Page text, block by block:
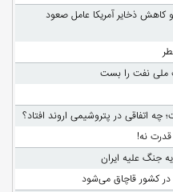
ذخایر آمریکا عامل صعود
چه اتفاقی در پتروشیمی اروند افتاد؟
نه!
جنگ علیه ایران